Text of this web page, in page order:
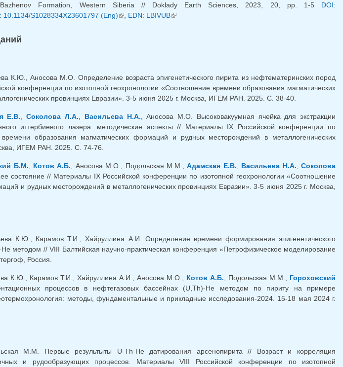
Formation, Western Siberia // Doklady Earth Sciences, 2023, 20, pp. 1-5 DOI:
ссылка)
10.1134/S1028334X23601797 (Eng)(внешняя ссылка)
, EDN: LBIVUB(внешняя ссылка)
К.Ю., Аносова М.О. Определение возраста эпигенетического пирита из нефтематеринских пород
конференции по изотопной геохронологии «Соотношение времени образования магматических
провинциях Евразии». 3-5 июня 2025 г. Москва, ИГЕМ РАН. 2025. С. 38-40.
Е.В. ,Соколова Л.А. Васильева Н.А. , Аносова М.О. Высоковакуумная ячейка для экстракции
иттербиевого лазера: методические аспекты // Материалы IX Российской конференции по
образования магматических формаций и рудных месторождений в металлогенических
ИГЕМ РАН. 2025. С. 74-76.
Б.М. Котов А.Б. , Аносова М.О., Подольская М.М.,Адамская Е.В. Васильева Н.А.
Соколова
состояние // Материалы IX Российской конференции по изотопной геохронологии «Соотношение
и рудных месторождений в металлогенических провинциях Евразии». 3-5 июня 2025 г. Москва,
К.Ю., Карамов Т.И., Хайруллина А.И. Определение времени формирования эпигенетического
методом // VIII Балтийская научно-практическая конференция «Петрофизическое моделирование
Россия.
К.Ю., Карамов Т.И., Хайруллина А.И., Аносова М.О., Котов А.Б., Подольская М.М., Гороховский
процессов в нефтегазовых бассейнах (U,Th)-He методом по пириту на примере
методы, фундаментальные и прикладные исследования-2024. 15-18 мая 2024 г.
М.М. Первые результыты U-Th-He датирования арсенопирита // Возраст и корреляция
и рудообразующих процессов. Материалы VIII Российской конференции по изотопной